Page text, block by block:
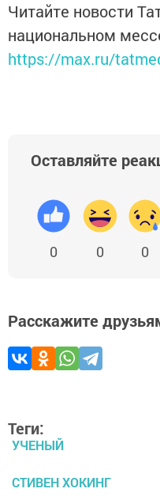
Читайте новости
национальном
https://max.ru/
Оставляйте
0 0 0
Расскажите
Теги:
УЧЕНЫЙ
СТИВЕН ХОКИНГ